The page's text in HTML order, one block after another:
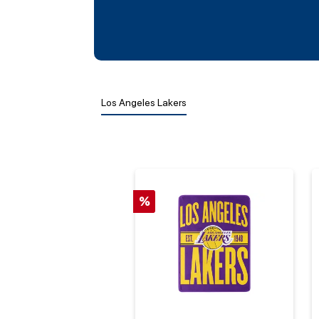
Los Angeles Lakers
%